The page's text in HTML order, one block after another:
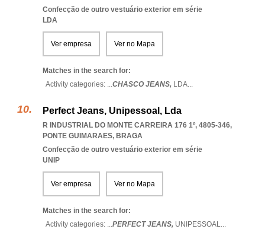
Confecção de outro vestuário exterior em série
LDA
Ver empresa Ver no Mapa
Matches in the search for:
Activity categories: ...CHASCO JEANS, LDA...
Perfect Jeans, Unipessoal, Lda
R INDUSTRIAL DO MONTE CARREIRA 176 1º, 4805-346,
PONTE GUIMARAES, BRAGA
Confecção de outro vestuário exterior em série
UNIP
Ver empresa Ver no Mapa
Matches in the search for:
Activity categories: ...PERFECT JEANS, UNIPESSOAL...